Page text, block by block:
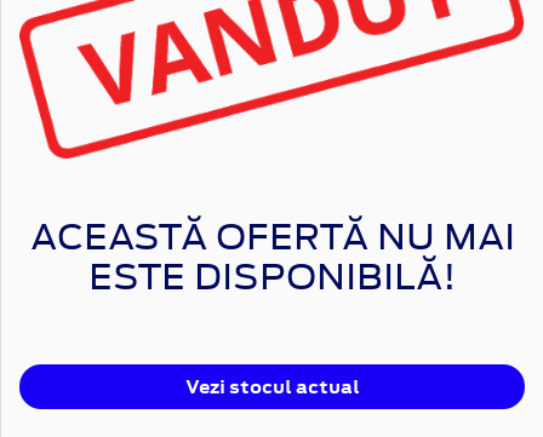
ACEASTĂ OFERTĂ NU MAI
ESTE DISPONIBILĂ!
Vezi stocul actual